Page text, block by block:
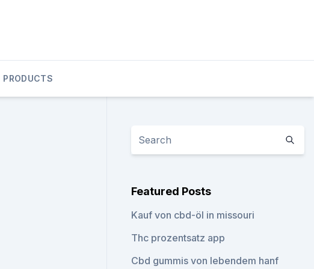
PRODUCTS
Featured Posts
Kauf von cbd-öl in missouri
Thc prozentsatz app
Cbd gummis von lebendem hanf